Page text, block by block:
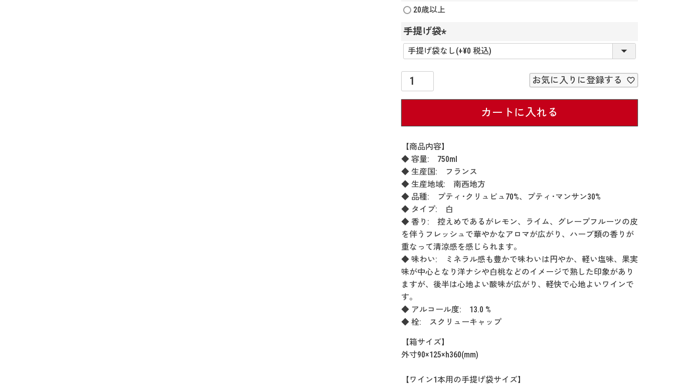
20歳以上
手提げ袋
(
お気に入りに登録する
カートに入れる
【商品内容】
◆ 容量: 750ml
◆ 生産国: フランス
◆ 生産地域: 南西地方
◆ 品種: プティ･クリュビュ70%、プティ･マンサン30%
◆ タイプ: 白
◆ 香り: 控えめであるがレモン、ライム、グレープフルーツの皮
を伴うフレッシュで華やかなアロマが広がり、ハーブ類の香りが
重なって清涼感を感じられます。
◆ 味わい: ミネラル感も豊かで味わいは円やか、軽い塩味、果実
味が中心となり洋ナシや白桃などのイメージで熟した印象があり
ますが、後半は心地よい酸味が広がり、軽快で心地よいワインで
す。
◆ アルコール度: 13.0 %
◆ 栓: スクリューキャップ
【箱サイズ】
外寸90×125×h360(mm)
【ワイン1本用の手提げ袋サイズ】